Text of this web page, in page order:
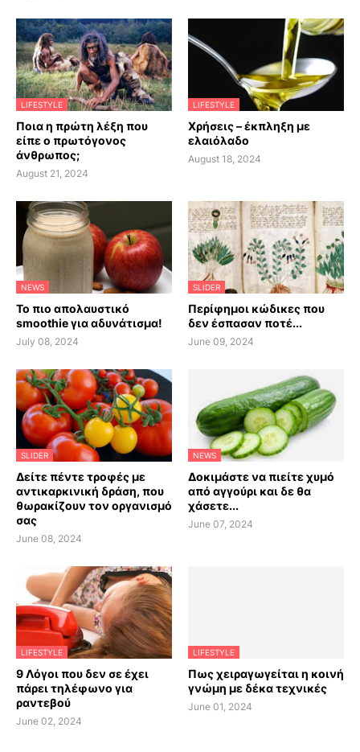
LIFESTYLE
Ποια η πρώτη λέξη που
είπε ο πρωτόγονος
άνθρωπος;
August 21, 2024
LIFESTYLE
Χρήσεις – έκπληξη με
ελαιόλαδο
August 18, 2024
NEWS
Το πιο απολαυστικό
smoothie για αδυνάτισμα!
July 08, 2024
SLIDER
Περίφημοι κώδικες που
δεν έσπασαν ποτέ...
June 09, 2024
SLIDER
Δείτε πέντε τροφές με
αντικαρκινική δράση, που
θωρακίζουν τον οργανισμό
σας
June 08, 2024
NEWS
Δοκιμάστε να πιείτε χυμό
από αγγούρι και δε θα
χάσετε...
June 07, 2024
LIFESTYLE
9 Λόγοι που δεν σε έχει
πάρει τηλέφωνο για
ραντεβού
June 02, 2024
LIFESTYLE
Πως χειραγωγείται η κοινή
γνώμη με δέκα τεχνικές
June 01, 2024